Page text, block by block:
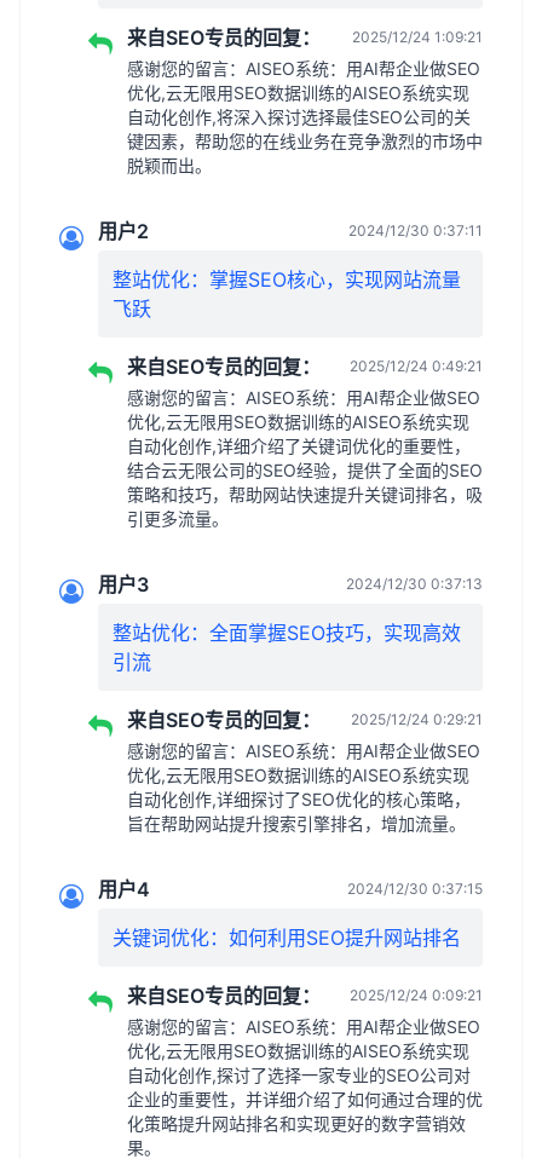
来自SEO专员的回复： 2025/12/24 1:09:21
感谢您的留言：AISEO系统：用AI帮企业做SEO
优化,云无限用SEO数据训练的AISEO系统实现
自动化创作,将深入探讨选择最佳SEO公司的关
键因素，帮助您的在线业务在竞争激烈的市场中
脱颖而出。
用户2 2024/12/30 0:37:11
整站优化：掌握SEO核心，实现网站流量
飞跃
来自SEO专员的回复： 2025/12/24 0:49:21
感谢您的留言：AISEO系统：用AI帮企业做SEO
优化,云无限用SEO数据训练的AISEO系统实现
自动化创作,详细介绍了关键词优化的重要性，
结合云无限公司的SEO经验，提供了全面的SEO
策略和技巧，帮助网站快速提升关键词排名，吸
引更多流量。
用户3 2024/12/30 0:37:13
整站优化：全面掌握SEO技巧，实现高效
引流
来自SEO专员的回复： 2025/12/24 0:29:21
感谢您的留言：AISEO系统：用AI帮企业做SEO
优化,云无限用SEO数据训练的AISEO系统实现
自动化创作,详细探讨了SEO优化的核心策略，
旨在帮助网站提升搜索引擎排名，增加流量。
用户4 2024/12/30 0:37:15
关键词优化：如何利用SEO提升网站排名
来自SEO专员的回复： 2025/12/24 0:09:21
感谢您的留言：AISEO系统：用AI帮企业做SEO
优化,云无限用SEO数据训练的AISEO系统实现
自动化创作,探讨了选择一家专业的SEO公司对
企业的重要性，并详细介绍了如何通过合理的优
化策略提升网站排名和实现更好的数字营销效
果。